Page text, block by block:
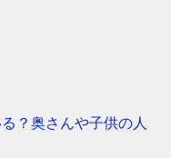
？奥さんや子供の人